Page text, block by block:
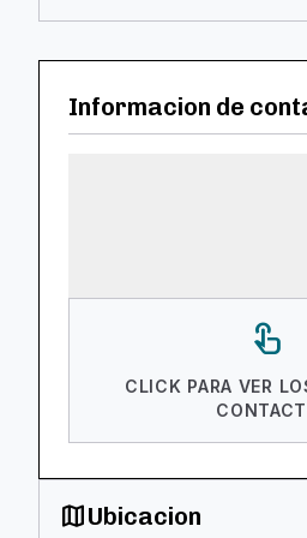
Informacion de
touch_app
CLICK PARA VER
mapUbicacion